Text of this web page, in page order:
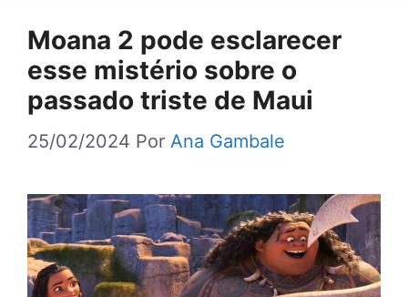
Moana 2 pode esclarecer
esse mistério sobre o
passado triste de Maui
25/02/2024 Por Ana Gambale